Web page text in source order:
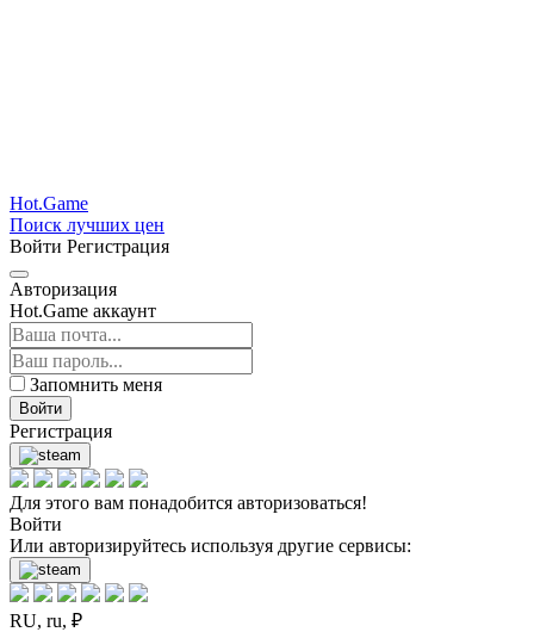
Hot.Game
Поиск лучших цен
Войти Регистрация
Авторизация
Hot.Game аккаунт
Запомнить меня
Войти
Регистрация
Для этого вам понадобится авторизоваться!
Войти
Или авторизируйтесь используя другие сервисы:
RU, ru, ₽